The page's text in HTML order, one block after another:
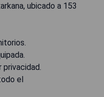
ubicado a 153
privacidad.
el